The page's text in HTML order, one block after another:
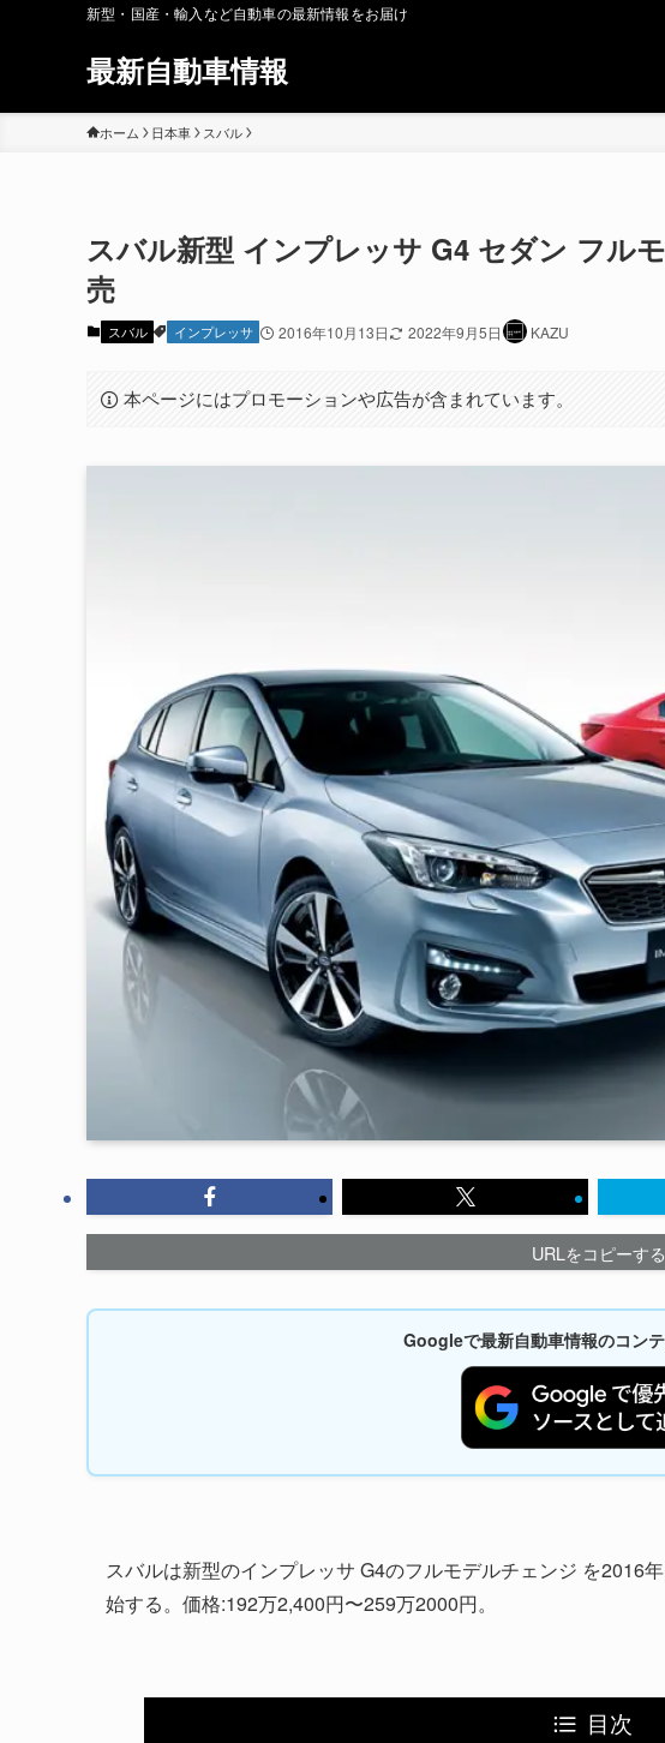
新型・国産・輸入など自動車の最新情報をお届け
最新自動車情報
ホーム 日本車 スバル
スバル新型 インプレッサ G4 セダン フル
売
スバル インプレッサ 2016年10月13日 2022年9月5日 KAZU
本ページにはプロモーションや広告が含まれています。
URLをコピーする
Googleで最新自動車情報のコン
スバルは新型のインプレッサ G4のフルモデルチェンジ を2016
始する。価格:192万2,400円〜259万2000円。
目次